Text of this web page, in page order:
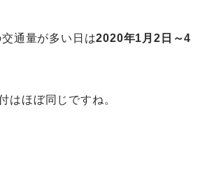
交通量が多い日は2020年1月2日～4
はほぼ同じですね。